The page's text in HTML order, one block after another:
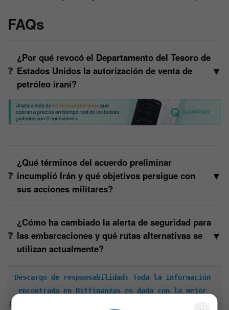
FAQs
¿Por qué revocó el Departamento del Tesoro de
Estados Unidos la autorización de venta de
petróleo iraní?
▼
¿Qué términos del acuerdo preliminar
incumplió Irán y qué objetivos persigue con
sus acciones militares?
▼
¿Cómo ha cambiado la alerta de seguridad para
las embarcaciones y qué rutas alternativas se
utilizan actualmente?
▼
Descargo de responsabilidad: Toda la información
encontrada en Bitfinanzas es dada con la mejor
intención, esta no representa ninguna recomendación